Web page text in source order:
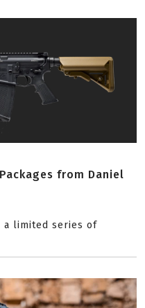
from Daniel
a limited series of